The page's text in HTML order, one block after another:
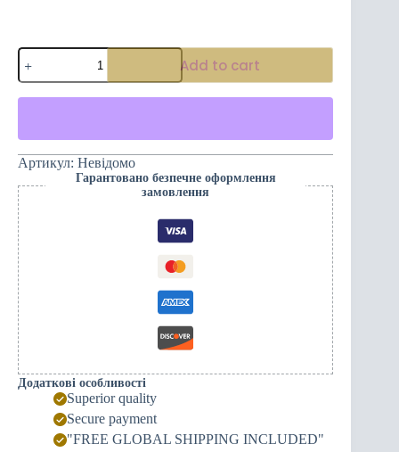
Надихаючий
дизайн
літньої
унісекс-
блискавці
-
Чорногорія/
Чорногорський
воїн
(білий/
чорний)
quantity
Add to cart
Артикул: Невідомо
Гарантовано безпечне оформлення
замовлення
Додаткові особливості
Superior quality
Secure payment
"FREE GLOBAL SHIPPING INCLUDED"